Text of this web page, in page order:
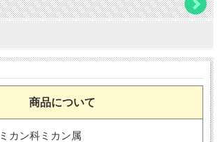
商品について
ミカン科ミカン属